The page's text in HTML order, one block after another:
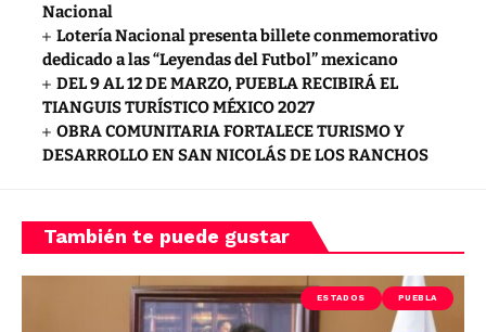
Nacional
Lotería Nacional presenta billete conmemorativo
dedicado a las “Leyendas del Futbol” mexicano
DEL 9 AL 12 DE MARZO, PUEBLA RECIBIRÁ EL
TIANGUIS TURÍSTICO MÉXICO 2027
OBRA COMUNITARIA FORTALECE TURISMO Y
DESARROLLO EN SAN NICOLÁS DE LOS RANCHOS
También te puede gustar
ESTADOS PUEBLA